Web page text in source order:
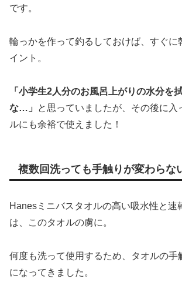
です。
輪っかを作って釣るしておけば、すぐに
イント。
「小学生2人分のお風呂上がりの水分を
な…」
と思っていましたが、その後に入
ルにも余裕で使えました！
複数回洗っても手触りが変わらな
Hanesミニバスタオルの高い吸水性と速
は、このタオルの虜に。
何度も洗って使用するため、タオルの手
になってきました。